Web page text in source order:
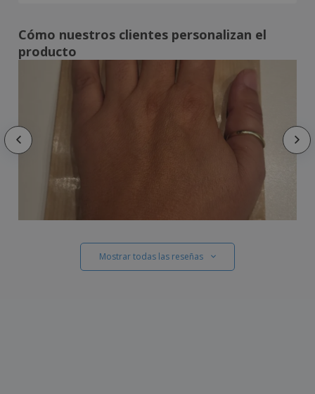
Cómo nuestros clientes personalizan el
producto
Mostrar todas las reseñas